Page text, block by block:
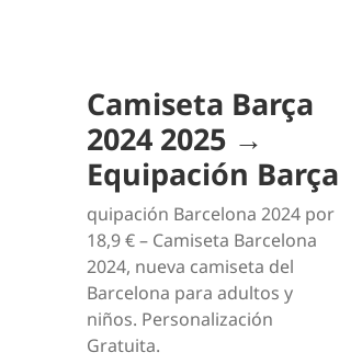
Camiseta Barça
2024 2025 →
Equipación Barça
quipación Barcelona 2024 por
18,9 € – Camiseta Barcelona
2024, nueva camiseta del
Barcelona para adultos y
niños. Personalización
Gratuita.